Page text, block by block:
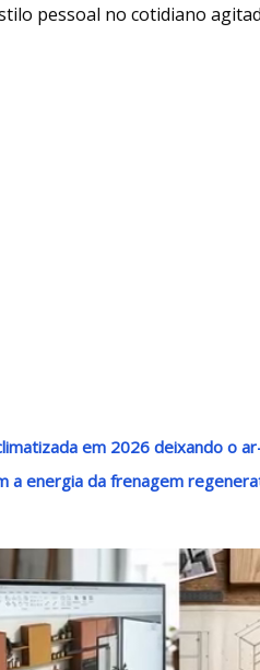
pessoal no cotidiano
em 2026 deixando o
a energia da frenagem